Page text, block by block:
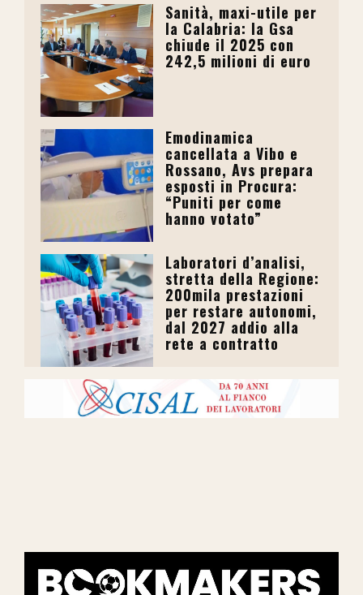
Sanità, maxi-utile per
la Calabria: la Gsa
chiude il 2025 con
242,5 milioni di euro
Emodinamica
cancellata a Vibo e
Rossano, Avs prepara
esposti in Procura:
“Puniti per come
hanno votato”
Laboratori d’analisi,
stretta della Regione:
200mila prestazioni
per restare autonomi,
dal 2027 addio alla
rete a contratto